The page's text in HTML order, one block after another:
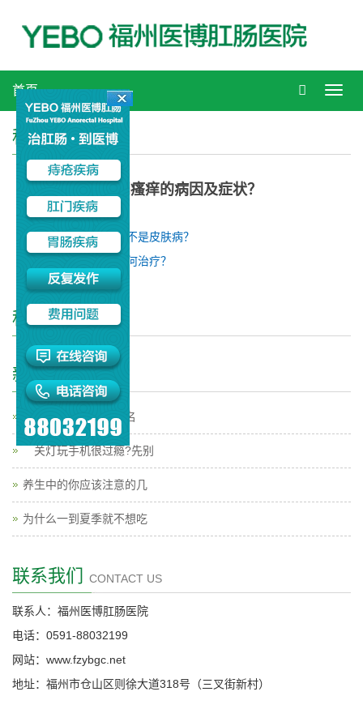
首页
科普知识
肛门瘙痒的病因及症状？
上一篇：肛门骚痒是不是皮肤病？
肛肠疾病如何治疗？
科普知识
新闻中心
福州看肛肠的医院排名
关灯玩手机很过瘾?先别
养生中的你应该注意的几
为什么一到夏季就不想吃
联系我们 CONTACT US
联系人：福州医博肛肠医院
电话：0591-88032199
网站：www.fzybgc.net
地址：福州市仓山区则徐大道318号（三叉街新村）